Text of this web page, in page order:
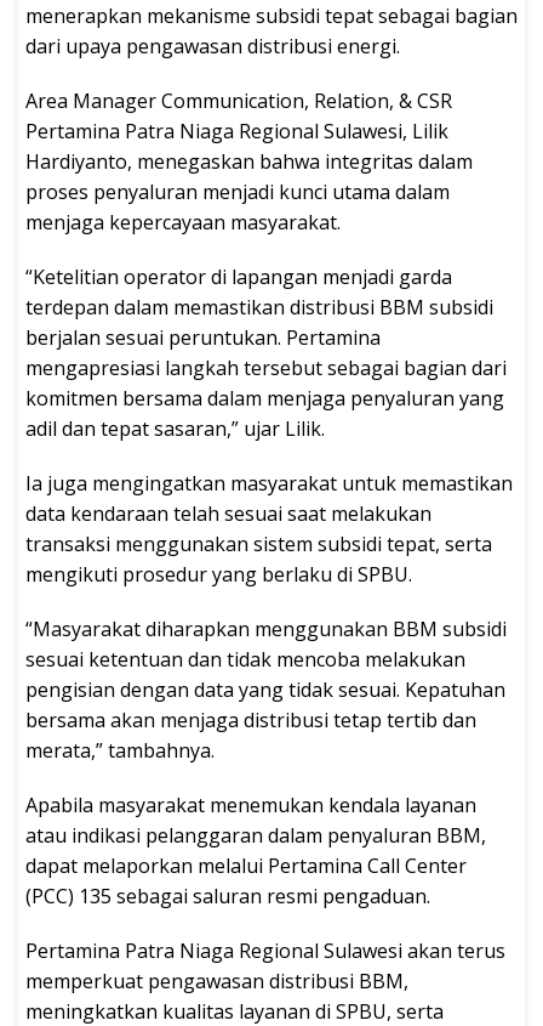
menerapkan mekanisme subsidi tepat sebagai bagian
dari upaya pengawasan distribusi energi.
Area Manager Communication, Relation, & CSR
Pertamina Patra Niaga Regional Sulawesi, Lilik
Hardiyanto, menegaskan bahwa integritas dalam
proses penyaluran menjadi kunci utama dalam
menjaga kepercayaan masyarakat.
“Ketelitian operator di lapangan menjadi garda
terdepan dalam memastikan distribusi BBM subsidi
berjalan sesuai peruntukan. Pertamina
mengapresiasi langkah tersebut sebagai bagian dari
komitmen bersama dalam menjaga penyaluran yang
adil dan tepat sasaran,” ujar Lilik.
Ia juga mengingatkan masyarakat untuk memastikan
data kendaraan telah sesuai saat melakukan
transaksi menggunakan sistem subsidi tepat, serta
mengikuti prosedur yang berlaku di SPBU.
“Masyarakat diharapkan menggunakan BBM subsidi
sesuai ketentuan dan tidak mencoba melakukan
pengisian dengan data yang tidak sesuai. Kepatuhan
bersama akan menjaga distribusi tetap tertib dan
merata,” tambahnya.
Apabila masyarakat menemukan kendala layanan
atau indikasi pelanggaran dalam penyaluran BBM,
dapat melaporkan melalui Pertamina Call Center
(PCC) 135 sebagai saluran resmi pengaduan.
Pertamina Patra Niaga Regional Sulawesi akan terus
memperkuat pengawasan distribusi BBM,
meningkatkan kualitas layanan di SPBU, serta